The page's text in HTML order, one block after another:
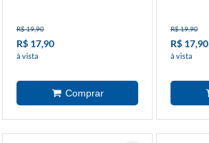
R$ 19,90
R$ 17,90
à vista
R$ 19,90
R$ 17,90
à vista